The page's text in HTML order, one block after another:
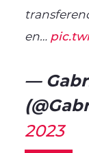
en…
—
2023